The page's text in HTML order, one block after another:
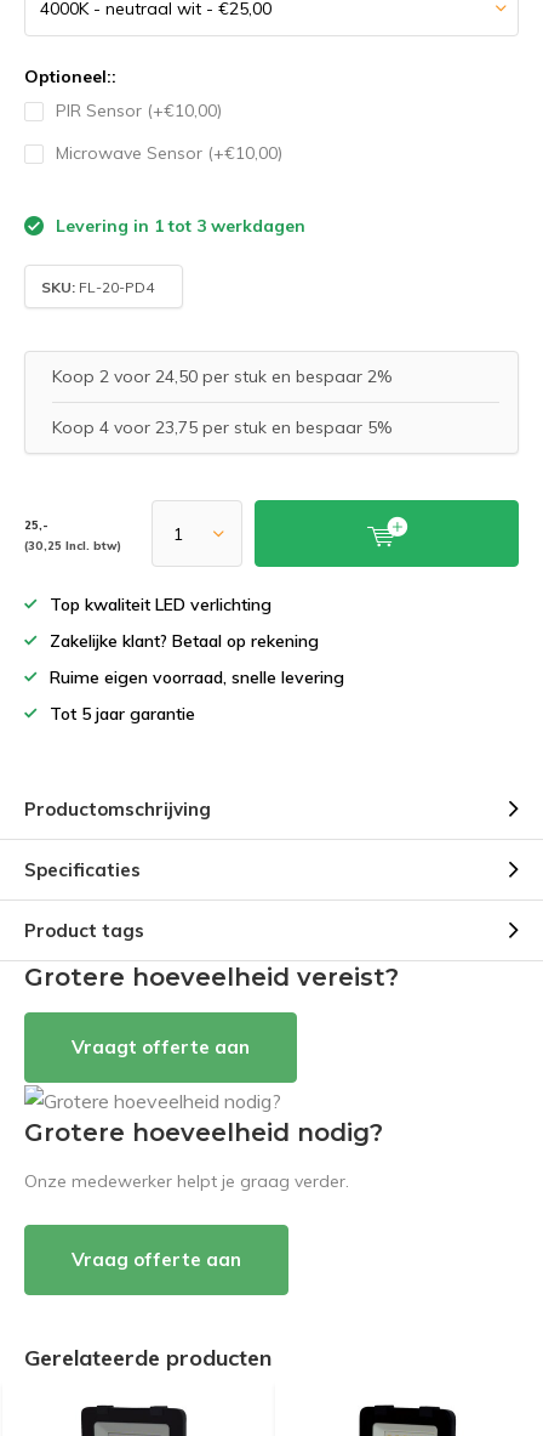
Optioneel::
PIR Sensor (+€10,00)
Microwave Sensor (+€10,00)
Levering in 1 tot 3 werkdagen
SKU: FL-20-PD4
Koop 2 voor 24,50 per stuk en bespaar 2%
Koop 4 voor 23,75 per stuk en bespaar 5%
25,-
(30,25 Incl. btw)
Top kwaliteit LED verlichting
Zakelijke klant? Betaal op rekening
Ruime eigen voorraad, snelle levering
Tot 5 jaar garantie
Productomschrijving
Specificaties
Product tags
Grotere hoeveelheid vereist?
Vraagt offerte aan
Grotere hoeveelheid nodig?
Onze medewerker helpt je graag verder.
Vraag offerte aan
Gerelateerde producten